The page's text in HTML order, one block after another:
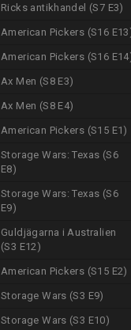
Ricks antikhandel (S7 E3)
American Pickers (S16
American Pickers (S16
Ax Men (S8 E3)
Ax Men (S8 E4)
American Pickers (S15 E1)
Storage Wars: Texas (S6
E8)
Storage Wars: Texas (S6
E9)
Guldjägarna i Australien
(S3 E12)
American Pickers (S15 E2)
Storage Wars (S3 E9)
Storage Wars (S3 E10)